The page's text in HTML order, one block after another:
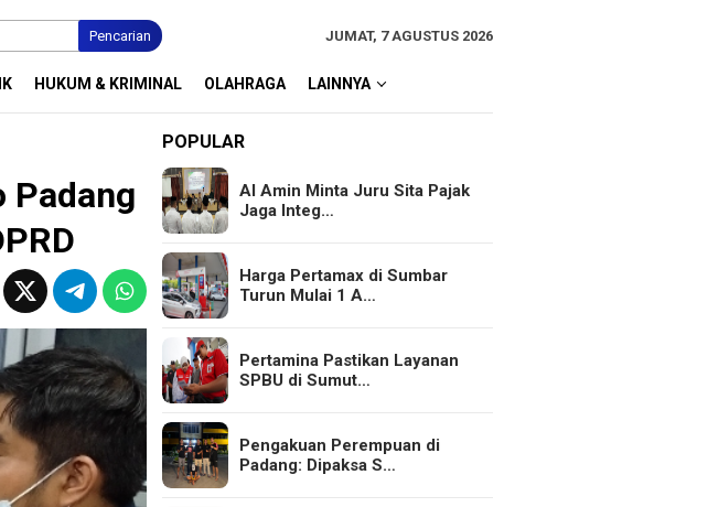
Pencarian JUMAT, 7 AGUSTUS 2026
HUKUM & KRIMINAL OLAHRAGA LAINNYA
Padang
POPULAR
Al Amin Minta Juru Sita Pajak
Jaga Integ…
Harga Pertamax di Sumbar
Turun Mulai 1 A…
Pertamina Pastikan Layanan
SPBU di Sumut…
Pengakuan Perempuan di
Padang: Dipaksa S…